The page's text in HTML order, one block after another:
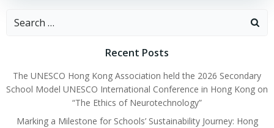
Recent Posts
The UNESCO Hong Kong Association held the 2026 Secondary
School Model UNESCO International Conference in Hong Kong on
“The Ethics of Neurotechnology”
Marking a Milestone for Schools’ Sustainability Journey: Hong